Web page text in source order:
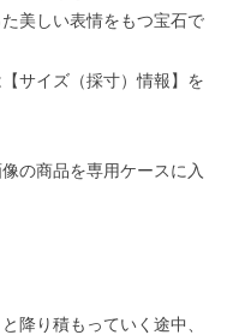
美しい表情をもつ宝石で
サイズ（採寸）情報】を
の商品を専用ケースに入
降り積もっていく途中、